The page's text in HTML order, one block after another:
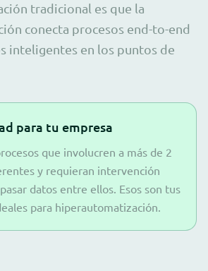
tradicional es que la
conecta procesos end-to-end
inteligentes en los puntos de
para tu empresa
que involucren a más de 2
y requieran intervención
datos entre ellos. Esos son tus
para hiperautomatización.